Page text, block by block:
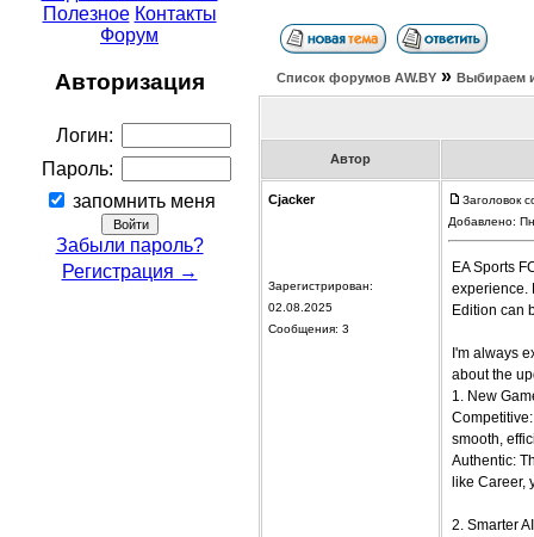
Полезное Контакты
Форум
Авторизация
Логин:
Пароль:
запомнить меня
Забыли пароль?
Регистрация →
Список форумов АW.BY » Выбираем
Автор
Cjacker
Зарегистрирован:
02.08.2025
Сообщения: 3
Заголовок
Добавлено:
EA Sports
experience.
Edition can
I'm always
about the
1. New
smooth,
Authentic:
like Career,
2. Smarter